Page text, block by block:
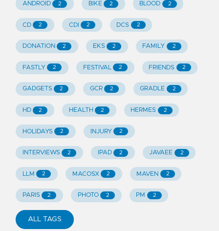
ANDROID 2 BIKE 2 BLOOD 2
CD 2 CDI 2 DCS 2
DONATION 2 EKS 2 FAMILY 2
FASTLY 2 FESTIVAL 2 FRIENDS 2
GADGETS 2 GCR 2 GRADLE 2
HD 2 HEALTH 2 HERMES 2
HOLIDAYS 2 INJURY 2
INTERVIEWS 2 IPAD 2 JAVAEE 2
LLM 2 MACOSX 2 MAVEN 2
PARIS 2 PHOTO 2 PM 2
ALL TAGS